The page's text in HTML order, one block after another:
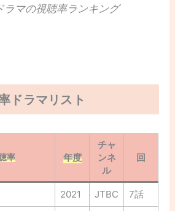
マの視聴率ランキング
ドラマリスト
率 年度
チャ
ンネ
ル
回
2021 JTBC 7話